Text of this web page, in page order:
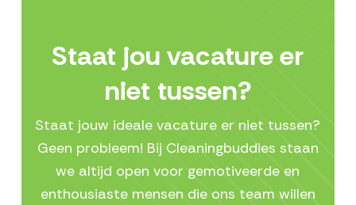
Staat jou vacature er
niet tussen?
Staat jouw ideale vacature er niet tussen?
Geen probleem! Bij Cleaningbuddies staan
we altijd open voor gemotiveerde en
enthousiaste mensen die ons team willen